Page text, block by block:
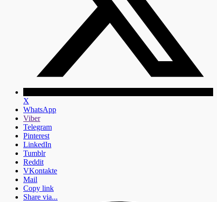
X
WhatsApp
Viber
Telegram
Pinterest
LinkedIn
Tumblr
Reddit
VKontakte
Mail
Copy link
Share via...